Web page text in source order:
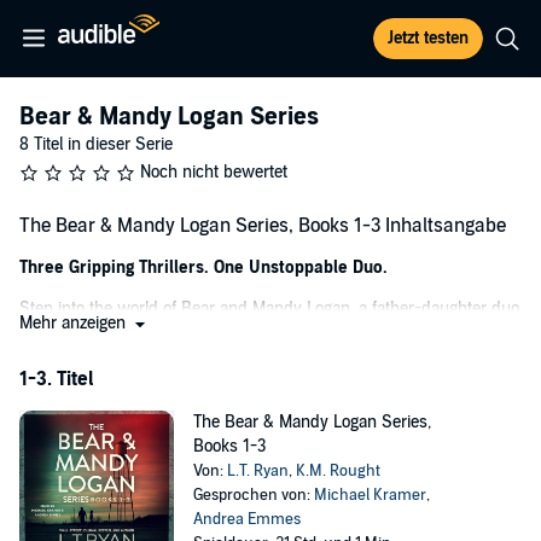
Jetzt testen
Bear & Mandy Logan Series
8 Titel in dieser Serie
Noch nicht bewertet
The Bear & Mandy Logan Series, Books 1-3 Inhaltsangabe
Three Gripping Thrillers. One Unstoppable Duo.
Step into the world of Bear and Mandy Logan, a father-daughter duo
bound by loyalty, survival, and a shared past shadowed by danger.
Rought, these first three pulse-pounding thrillers take you across
and justice is anything but simple.
In
Close to Home, Bear and Mandy attempt to leave their tumultuous
past behind in a quiet town in upstate New York. But when human
remains are unearthed in their backyard, they uncover a decades-
Mehr anzeigen
1-3. Titel
The Bear & Mandy Logan Series,
Books 1-3
Von: L.T. Ryan, K.M. Rought
Gesprochen von: Michael Kramer,
Andrea Emmes